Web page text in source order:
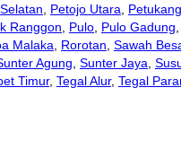
, Petojo Utara,
Ranggon, Pulo, Pulo Gadung,
Malaka, Rorotan, Sawah
Agung, Sunter Jaya,
Timur, Tegal Alur, Tegal